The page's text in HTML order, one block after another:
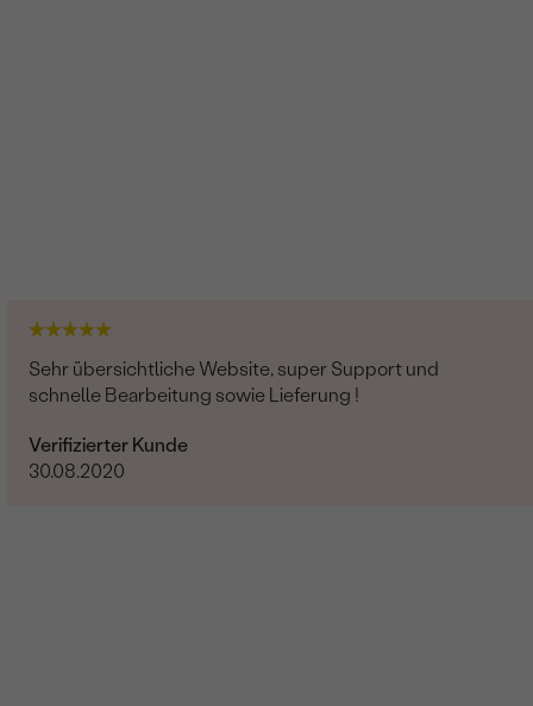
Sehr übersichtliche Website, super Support und
schnelle Bearbeitung sowie Lieferung !
Verifizierter Kunde
30.08.2020